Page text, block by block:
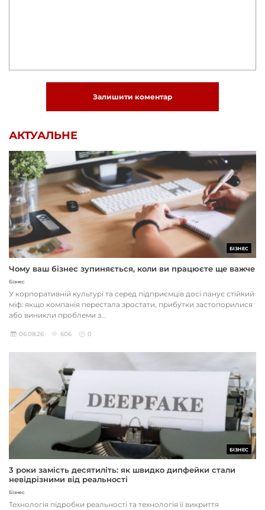
Залишити коментар
АКТУАЛЬНЕ
БІЗНЕС
Чому ваш бізнес зупиняється, коли ви працюєте ще важче
Бізнес
У корпоративній культурі та серед підприємців досі панує стійкий
міф: якщо компанія перестала зростати, прибутки застопорилися
або виникли проблеми з...
06.08.26 606 0
БІЗНЕС
3 роки замість десятиліть: як швидко дипфейки стали
невідрізними від реальності
Бізнес
Технологія підробки реальності та технологія її викриття